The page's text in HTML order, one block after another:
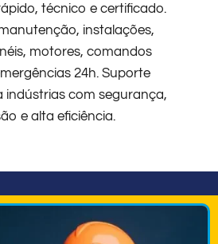
técnico e certificado.
instalações,
motores, comandos
24h. Suporte
indústrias com segurança,
e alta eficiência.